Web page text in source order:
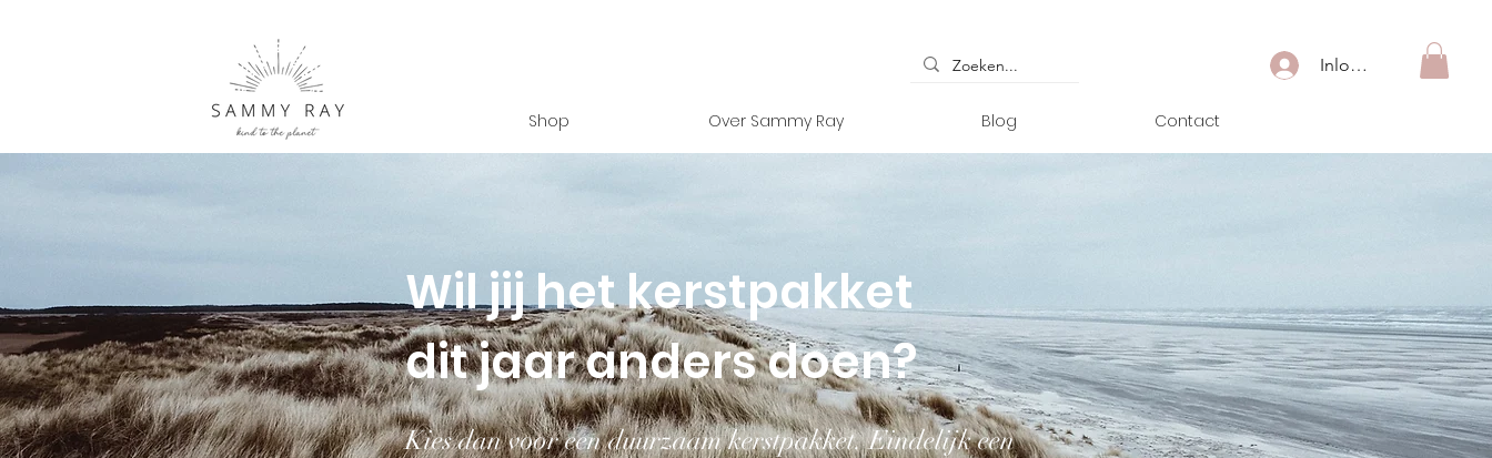
Inloggen
Shop Over Sammy Ray Blog Contact
Wil jij het kerstpakket
dit jaar anders doen?
Kies dan voor een duurzaam kerstpakket. Eindelijk een